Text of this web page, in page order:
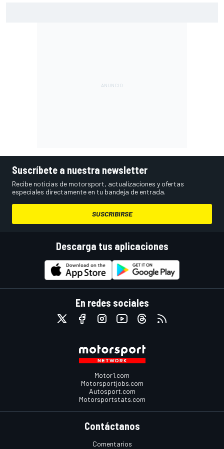
Suscríbete a nuestra newsletter
Recibe noticias de motorsport, actualizaciones y ofertas
especiales directamente en tu bandeja de entrada.
SUSCRIBIRSE
Descarga tus aplicaciones
En redes sociales
Motor1.com
Motorsportjobs.com
Autosport.com
Motorsportstats.com
Contáctanos
Comentarios